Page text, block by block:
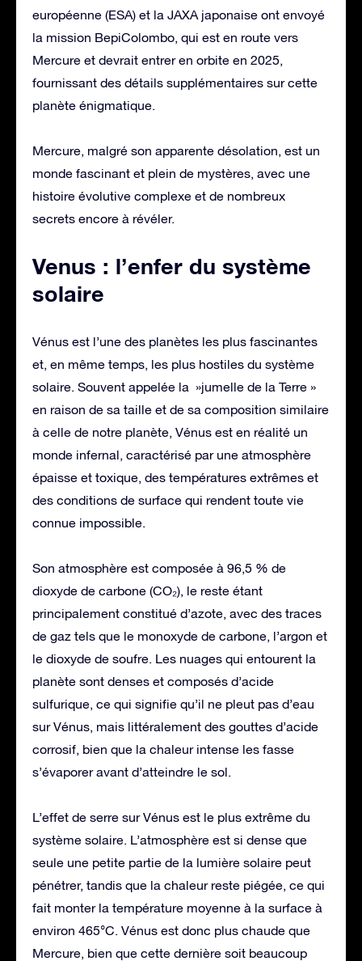
européenne (ESA) et la JAXA japonaise ont envoyé
la mission BepiColombo, qui est en route vers
Mercure et devrait entrer en orbite en 2025,
fournissant des détails supplémentaires sur cette
planète énigmatique.
Mercure, malgré son apparente désolation, est un
monde fascinant et plein de mystères, avec une
histoire évolutive complexe et de nombreux
secrets encore à révéler.
Venus : l’enfer du système
solaire
Vénus est l’une des planètes les plus fascinantes
et, en même temps, les plus hostiles du système
solaire. Souvent appelée la »jumelle de la Terre »
en raison de sa taille et de sa composition similaire
à celle de notre planète, Vénus est en réalité un
monde infernal, caractérisé par une atmosphère
épaisse et toxique, des températures extrêmes et
des conditions de surface qui rendent toute vie
connue impossible.
Son atmosphère est composée à 96,5 % de
dioxyde de carbone (CO₂), le reste étant
principalement constitué d’azote, avec des traces
de gaz tels que le monoxyde de carbone, l’argon et
le dioxyde de soufre. Les nuages qui entourent la
planète sont denses et composés d’acide
sulfurique, ce qui signifie qu’il ne pleut pas d’eau
sur Vénus, mais littéralement des gouttes d’acide
corrosif, bien que la chaleur intense les fasse
s’évaporer avant d’atteindre le sol.
L’effet de serre sur Vénus est le plus extrême du
système solaire. L’atmosphère est si dense que
seule une petite partie de la lumière solaire peut
pénétrer, tandis que la chaleur reste piégée, ce qui
fait monter la température moyenne à la surface à
environ 465°C. Vénus est donc plus chaude que
Mercure, bien que cette dernière soit beaucoup